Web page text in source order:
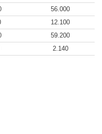
56.000
12.100
59.200
2.140